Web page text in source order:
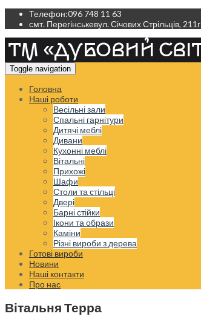
Телефон:096 748 11 63
смт. Перегінськевул. Січових Стрільців, 211г
Toggle navigation
Головна
Наші роботи
Весільні зали
Спальні гарнітури
Дитячі меблі
Дивани
Кухонні меблі
Вітальні
Прихожі
Шафи
Столи та стільці
Двері
Барні стійки
Ікони та образи
Каміни
Різні вироби з дерева
Готові вироби
Новини
Наші контакти
Про нас
Вітальня Терра